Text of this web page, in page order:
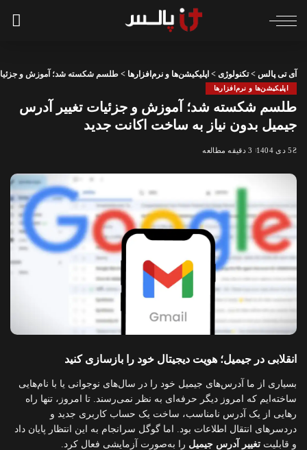
آی تی پالس >تکنولوژی > اپلیکیشن‌ها و نرم‌افزارها > طلسم شکسته شد؛ آموزش و جزئیات
اپلیکیشن‌ها و نرم‌افزارها
طلسم شکسته شد؛ آموزش و جزئیات تغییر آدرس
جیمیل بدون نیاز به ساخت اکانت جدید
5 دی 1404 3 دقیقه مطالعه
انقلابی در جیمیل؛ هویت دیجیتال خود را بازسازی کنید
بسیاری از ما آدرس‌های جیمیل خود را در سال‌های نوجوانی یا با نام‌هایی
ساخته‌ایم که امروز دیگر حرفه‌ای به نظر نمی‌رسند. تا امروز، تنها راه
رهایی از یک آدرس نامناسب، ساخت یک حساب کاربری جدید و
دردسرهای انتقال اطلاعات بود. اما گوگل سرانجام به این انتظار پایان داد
و قابلیت تغییر آدرس جیمیل را به‌صورت آزمایشی فعال کرد.